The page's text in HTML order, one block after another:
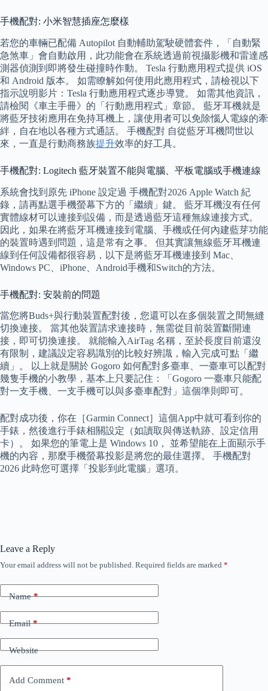
手機配對: 小米智慧插座怎麼樣
若您的車輛已配備 Autopilot 自動輔助駕駛硬體套件，「自動緊
急煞車」會自動啟用，此功能會在系統透過前視攝影機和雷達感
測器偵測到即將發生碰撞時作動。 Tesla 行動應用程式提供 iOS
和 Android 版本。 如需瞭解如何使用此應用程式，請檢視以下
指示說明影片：Tesla 行動應用程式逐步導覽。 如需其他資訊，
請檢閱《車主手冊》的「行動應用程式」章節。 藍牙耳機就是
將藍牙技術應用在免持耳機上，讓使用者可以免除惱人電線的牽
絆，自在地以各種方式通話。 手機配對 自從藍牙耳機問世以
來，一直是行動商務族提升效率的好工具。
手機配對: Logitech 藍牙裝置不能與電腦、平板電腦或手機連線
系統會找到原先 iPhone 設定過 手機配對2026 Apple Watch 紀
錄，請再點選手機螢幕下方的「繼續」鍵。 藍牙耳機沒有任何
實體線材可以連接到設備，而是透過藍牙這種無線連接方式。
因此，如果在將藍牙耳機連接到電腦、手機或任何內建藍芽功能
的裝置時遇到問題，這是常有之事。 但其實讓無線藍牙耳機連
線到任何設備都很容易，以下是將藍牙耳機連接到 Mac、
Windows PC、iPhone、Android手機和Switch的方法。
手機配對: 安裝前的問題
當您將Buds+與行動裝置配對後，您還可以在多個裝置之間無縫
切換連接。 當其他裝置請求連接時，無需從目前裝置斷開連
接，即可切換連接。 就能輸入AirTag 名稱，至於長度目前還沒
有限制，建議設定容易識別的比較好辨識，輸入完成可點「繼
續」。 以上就是關於 Gogoro 如何配對多臺車、一臺車可以配對
幾隻手機的小教學，基本上只要記住：「Gogoro 一臺車只能配
對一支手機、一支手機可以與多臺車配對」這個準則即可。
配對成功後，你在［Garmin Connect］這個App中就可看到你的
手錶，然後進行手錶相關設定（如讀取與傳送軌跡、設定信用
卡）。 如果您的筆電上是 Windows 10， 並希望能在上面顯示手
機的內容，那麼手機螢幕投影是將您的最佳選擇。 手機配對
2026 此時您可選擇「投影到此電腦」選項。
Leave a Reply
Your email address will not be published. Required fields are marked *
Name*
Email*
Website
Add Comment *